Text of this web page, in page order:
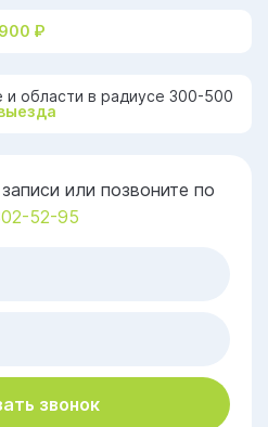
₽
области в радиусе 300-500
или позвоните по
52-95
звонок